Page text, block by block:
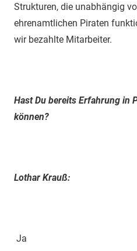
Strukturen, die unabhängig
ehrenamtlichen Piraten
wir bezahlte Mitarbeiter.
Hast Du bereits Erfahrung in
können?
Lothar Krauß:
Ja